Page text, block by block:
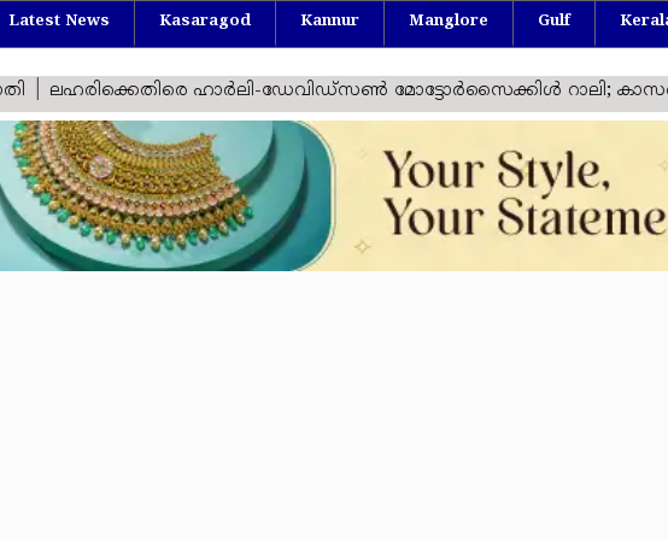
Latest News Kasaragod Kannur Manglore Gulf